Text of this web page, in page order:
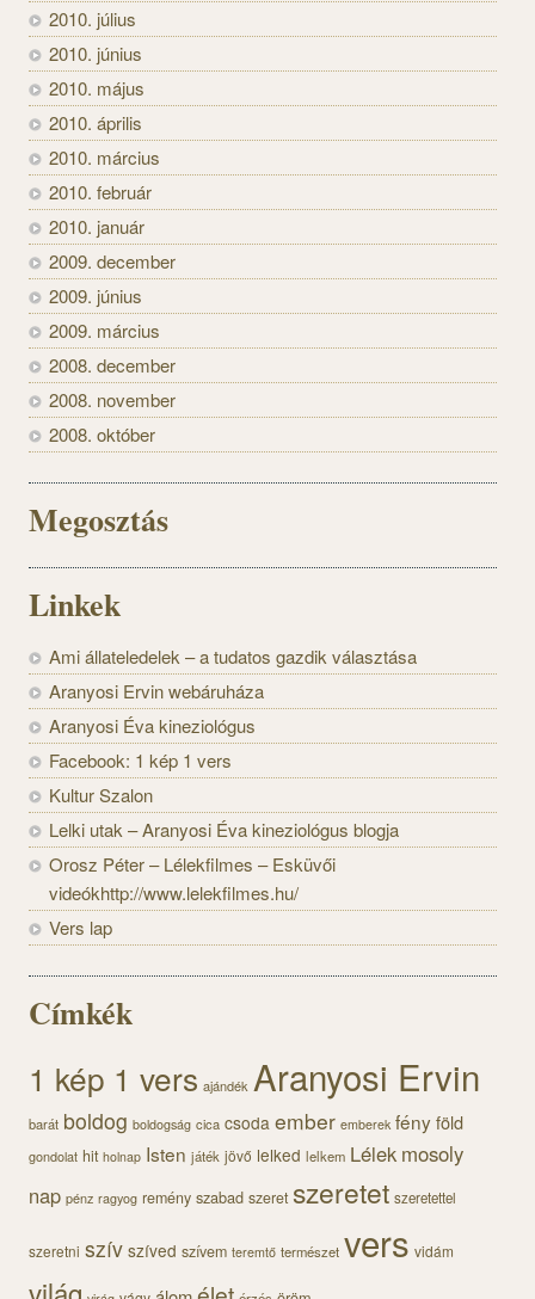
2010. július
2010. június
2010. május
2010. április
2010. március
2010. február
2010. január
2009. december
2009. június
2009. március
2008. december
2008. november
2008. október
Megosztás
Linkek
Ami állateledelek – a tudatos gazdik választása
Aranyosi Ervin webáruháza
Aranyosi Éva kineziológus
Facebook: 1 kép 1 vers
Kultur Szalon
Lelki utak – Aranyosi Éva kineziológus blogja
Orosz Péter – Lélekfilmes – Esküvői
videókhttp://www.lelekfilmes.hu/
Vers lap
Címkék
1 kép 1 vers ajándék Aranyosi Ervin
barát boldog boldogság cica csoda ember emberek fényföld
gondolat hit holnap Isten játék jövő lelked lelkem Lélek mosoly
nap pénz ragyog remény szabad szeret szeretet szeretettel
szeretni szív szíved szívem teremtő természet vers vidám